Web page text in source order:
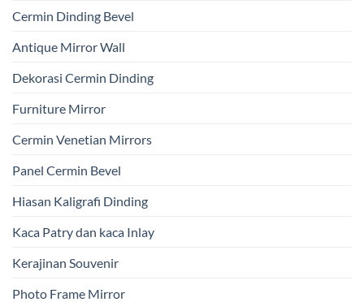
Cermin Dinding Bevel
Antique Mirror Wall
Dekorasi Cermin Dinding
Furniture Mirror
Cermin Venetian Mirrors
Panel Cermin Bevel
Hiasan Kaligrafi Dinding
Kaca Patry dan kaca Inlay
Kerajinan Souvenir
Photo Frame Mirror